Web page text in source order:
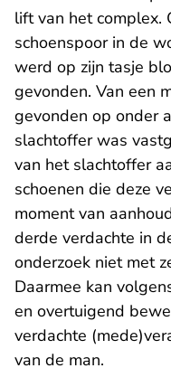
lift van het complex.
schoenspoor in de
werd op zijn tasje
gevonden. Van een
gevonden op onder
slachtoffer was
van het slachtoffer
schoenen die deze
moment van
derde verdachte in
onderzoek niet met
Daarmee kan
en overtuigend
verdachte
van de man.